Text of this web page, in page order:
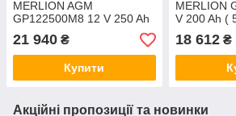
MERLION AGM
GP122500M8 12 V 250 Ah
(525 x 275 x 278), 30.5 kg
Q1/18
21 940 ₴
Купити
MERLION
V 200 Ah (
) Q1/18
18 612₴
Акційні пропозиції та новинки